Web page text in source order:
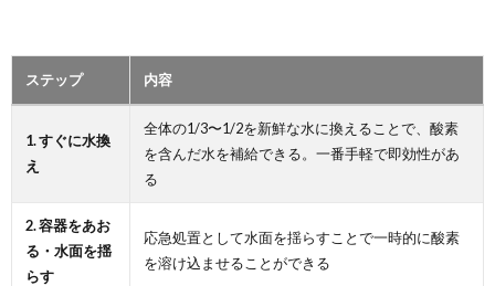
ステップ 内容
1. すぐに水換
え
全体の1/3〜1/2を新鮮な水に換えることで、酸素
を含んだ水を補給できる。一番手軽で即効性があ
る
2. 容器をあお
る・水面を揺
らす
応急処置として水面を揺らすことで一時的に酸素
を溶け込ませることができる